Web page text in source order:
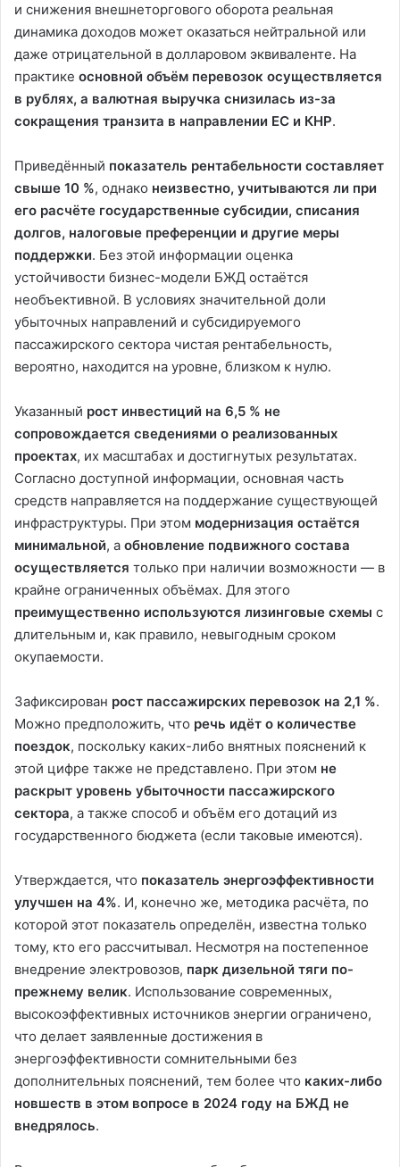
и снижения внешнеторгового оборота реальная
динамика доходов может оказаться нейтральной или
даже отрицательной в долларовом эквиваленте. На
практике основной объём перевозок осуществляется
в рублях, а валютная выручка снизилась из-за
сокращения транзита в направлении ЕС и КНР.
Приведённый показатель рентабельности составляет
свыше 10 %, однако неизвестно, учитываются ли при
его расчёте государственные субсидии, списания
долгов, налоговые преференции и другие меры
поддержки. Без этой информации оценка
устойчивости бизнес-модели БЖД остаётся
необъективной. В условиях значительной доли
убыточных направлений и субсидируемого
пассажирского сектора чистая рентабельность,
вероятно, находится на уровне, близком к нулю.
Указанный рост инвестиций на 6,5 % не
сопровождается сведениями о реализованных
проектах, их масштабах и достигнутых результатах.
Согласно доступной информации, основная часть
средств направляется на поддержание существующей
инфраструктуры. При этом модернизация остаётся
минимальной, а обновление подвижного состава
осуществляется только при наличии возможности — в
крайне ограниченных объёмах. Для этого
преимущественно используются лизинговые схемы с
длительным и, как правило, невыгодным сроком
окупаемости.
Зафиксирован рост пассажирских перевозок на 2,1 %.
Можно предположить, что речь идёт о количестве
поездок, поскольку каких-либо внятных пояснений к
этой цифре также не представлено. При этом не
раскрыт уровень убыточности пассажирского
сектора, а также способ и объём его дотаций из
государственного бюджета (если таковые имеются).
Утверждается, что показатель энергоэффективности
улучшен на 4%. И, конечно же, методика расчёта, по
которой этот показатель определён, известна только
тому, кто его рассчитывал. Несмотря на постепенное
внедрение электровозов, парк дизельной тяги по-
прежнему велик. Использование современных,
высокоэффективных источников энергии ограничено,
что делает заявленные достижения в
энергоэффективности сомнительными без
дополнительных пояснений, тем более что каких-либо
новшеств в этом вопросе в 2024 году на БЖД не
внедрялось.